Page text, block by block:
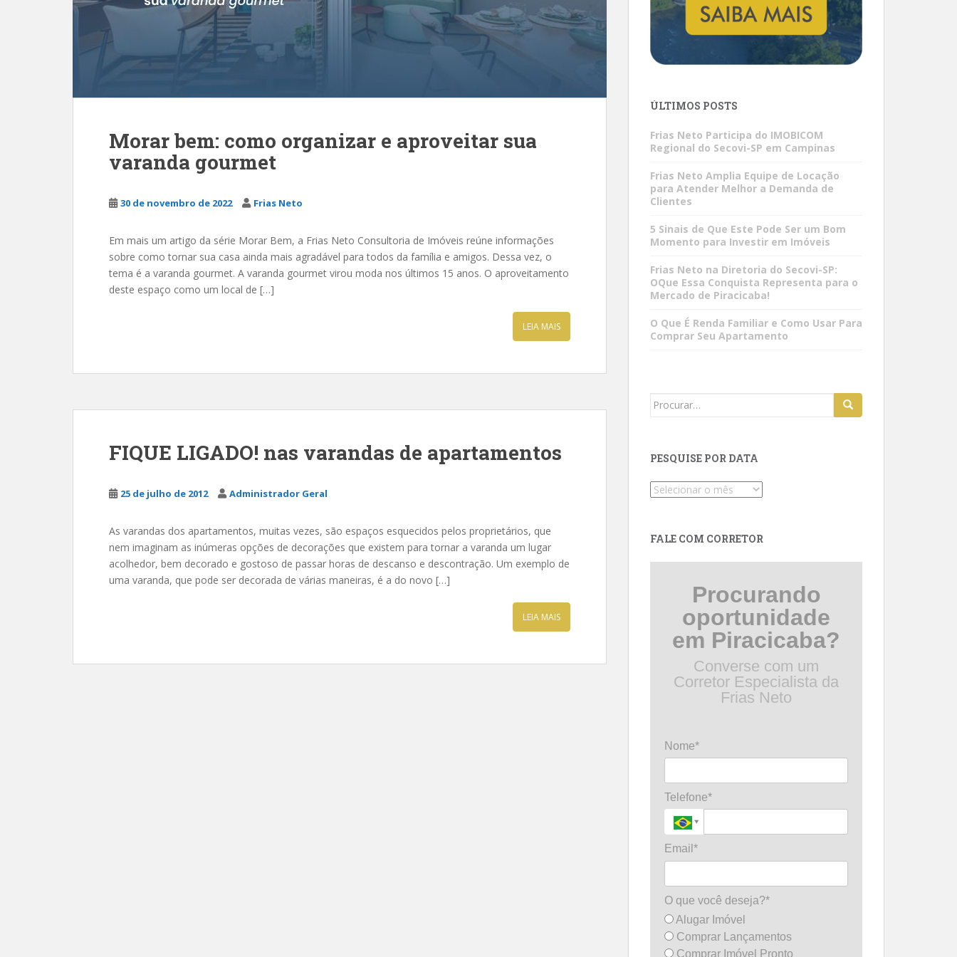
Morar bem: como organizar e aproveitar sua
varanda gourmet
30 de novembro de 2022 Frias Neto
Em mais um artigo da série Morar Bem, a Frias Neto Consultoria de Imóveis reúne informações
sobre como tornar sua casa ainda mais agradável para todos da família e amigos. Dessa vez, o
tema é a varanda gourmet. A varanda gourmet virou moda nos últimos 15 anos. O aproveitamento
deste espaço como um local de […]
LEIA MAIS
FIQUE LIGADO! nas varandas de apartamentos
25 de julho de 2012 Administrador Geral
As varandas dos apartamentos, muitas vezes, são espaços esquecidos pelos proprietários, que
nem imaginam as inúmeras opções de decorações que existem para tornar a varanda um lugar
acolhedor, bem decorado e gostoso de passar horas de descanso e descontração. Um exemplo de
uma varanda, que pode ser decorada de várias maneiras, é a do novo […]
LEIA MAIS
ÚLTIMOS POSTS
Frias Neto Participa do IMOBICOM
Regional do Secovi-SP em Campinas
Frias Neto Amplia Equipe de Locação
para Atender Melhor a Demanda de
Clientes
5 Sinais de Que Este Pode Ser um Bom
Momento para Investir em Imóveis
Frias Neto na Diretoria do Secovi-SP:
OQue Essa Conquista Representa para o
Mercado de Piracicaba!
O Que É Renda Familiar e Como Usar Para
Comprar Seu Apartamento
Search
PESQUISE POR DATA
Pesquise
FALE COM CORRETOR
Procurando
oportunidade
em Piracicaba?
Converse com um
Corretor Especialista da
Frias Neto
Nome*
Telefone*
Email*
O que você deseja?*
Alugar Imóvel
Comprar Lançamentos
Comprar Imóvel Pronto